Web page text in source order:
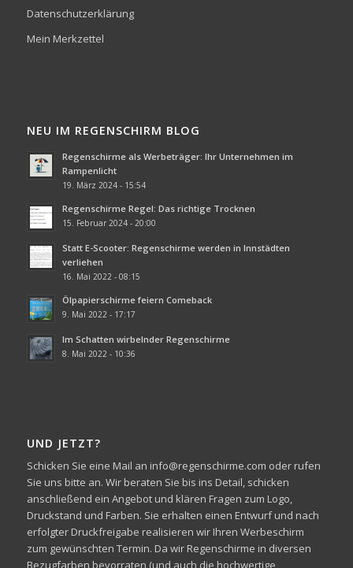
Datenschutzerklärung
Mein Merkzettel
NEU IM REGENSCHIRM BLOG
Regenschirme als Werbeträger: Ihr Unternehmen im
Rampenlicht
19. März 2024 - 15:54
Regenschirme Regel: Das richtige Trocknen
15. Februar 2024 - 20:00
Statt E-Scooter: Regenschirme werden in Innstädten
verliehen
16. Mai 2022 - 08:15
Ölpapierschirme feiern Comeback
9. Mai 2022 - 17:17
Im Schatten wirbelnder Regenschirme
8. Mai 2022 - 10:36
UND JETZT?
Schicken Sie eine Mail an info@regenschirme.com oder rufen
Sie uns bitte an. Wir beraten Sie bis ins Detail, schicken
anschließend ein Angebot und klären Fragen zum Logo,
Druckstand und Farben. Sie erhalten einen Entwurf und nach
erfolgter Druckfreigabe realisieren wir Ihren Werbeschirm
zum gewünschten Termin. Da wir Regenschirme in diversen
Bezugfarben bevorraten (und auch die hochwertige